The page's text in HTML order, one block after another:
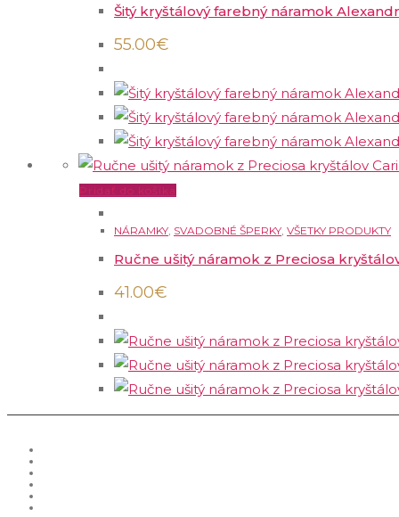
Šitý kryštálový farebný náramok
55.00€
Pridať do košíka
NÁRAMKY SVADOBNÉ ŠPERKY VŠETKY PRODUKTY
Ručne ušitý náramok z Preciosa
41.00€